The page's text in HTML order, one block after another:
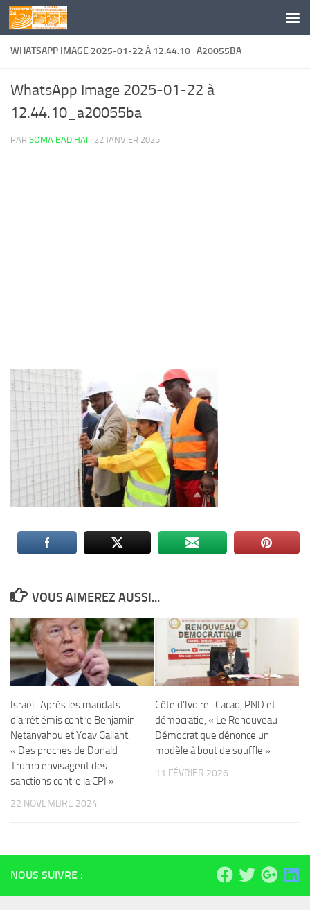
Skip to content
WHATSAPP IMAGE 2025-01-22 À 12.44.10_A20055BA
WhatsApp Image 2025-01-22 à
12.44.10_a20055ba
PAR SOMA BADIHAI · 22 JANVIER 2025
VOUS AIMEREZ AUSSI...
Israël : Après les mandats
d’arrêt émis contre Benjamin
Netanyahou et Yoav Gallant,
« Des proches de Donald
Trump envisagent des
sanctions contre la CPI »
22 NOVEMBRE 2024
Côte d’Ivoire : Cacao, PND et
démocratie, « Le Renouveau
Démocratique dénonce un
modèle à bout de souffle »
11 FÉVRIER 2026
NOUS SUIVRE :